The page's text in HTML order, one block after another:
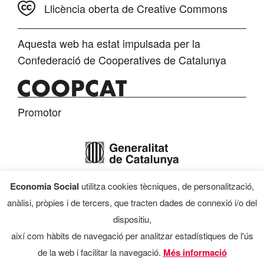
Llicència oberta de Creative Commons
Aquesta web ha estat impulsada per la
Confederació de Cooperatives de Catalunya
Promotor
Finançament
Economia Social utilitza cookies tècniques, de personalització,
anàlisi, pròpies i de tercers, que tracten dades de connexió i/o del
dispositiu,
així com hàbits de navegació per analitzar estadístiques de l'ús
de la web i facilitar la navegació. Més informació